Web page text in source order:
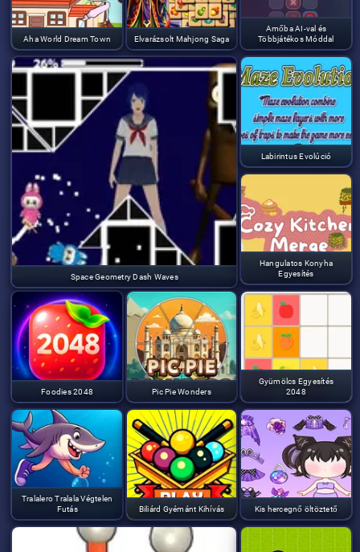
Aha World Dream Town Elvarázsolt Mahjong Saga
Amőba AI-val és
Többjátékos Móddal
Space Geometry Dash Waves
Labirintus Evolúció
Hangulatos Konyha
Egyesítés
Foodies 2048 Pic Pie Wonders
Gyümölcs Egyesítés
2048
Tralalero Tralala Végtelen
Futás
Biliárd Gyémánt Kihívás Kis hercegnő öltöztető